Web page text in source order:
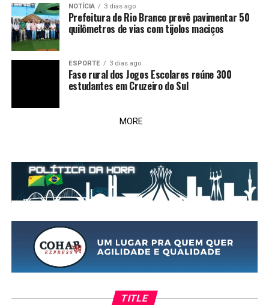
NOTÍCIA 3 dias ago
Prefeitura de Rio Branco prevê pavimentar 50
quilômetros de vias com tijolos maciços
ESPORTE 3 dias ago
Fase rural dos Jogos Escolares reúne 300
estudantes em Cruzeiro do Sul
MORE
TITLE